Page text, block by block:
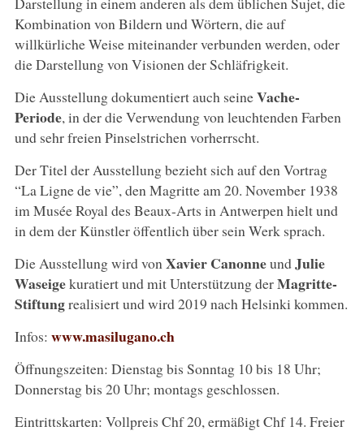
Kombination von Bildern und Wörtern, die auf
willkürliche Weise miteinander verbunden werden, oder
die Darstellung von Visionen der Schläfrigkeit.
Die Ausstellung dokumentiert auch seineVache-
Periode, in der die Verwendung von leuchtenden Farben
und sehr freien Pinselstrichen vorherrscht.
Der Titel der Ausstellung bezieht sich auf den Vortrag
“La Ligne de vie”, den Magritte am 20. November 1938
im Musée Royal des Beaux-Arts in Antwerpen hielt und
in dem der Künstler öffentlich über sein Werk sprach.
Die Ausstellung wird von Xavier CanonneundJulie
Waseigekuratiert und mit Unterstützung derMagritte-
Stiftungrealisiert und wird 2019 nach Helsinki kommen.
Infos: www.masilugano.ch
Öffnungszeiten: Dienstag bis Sonntag 10 bis 18 Uhr;
Donnerstag bis 20 Uhr; montags geschlossen.
Eintrittskarten: Vollpreis Chf 20, ermäßigt Chf 14. Freier